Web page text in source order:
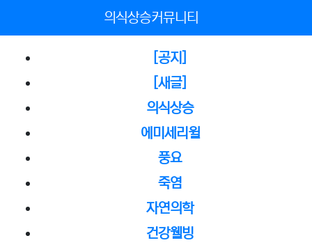
의식상승커뮤니티
[공지]
[새글]
의식상승
에미세리윌
풍요
죽염
자연의학
건강웰빙